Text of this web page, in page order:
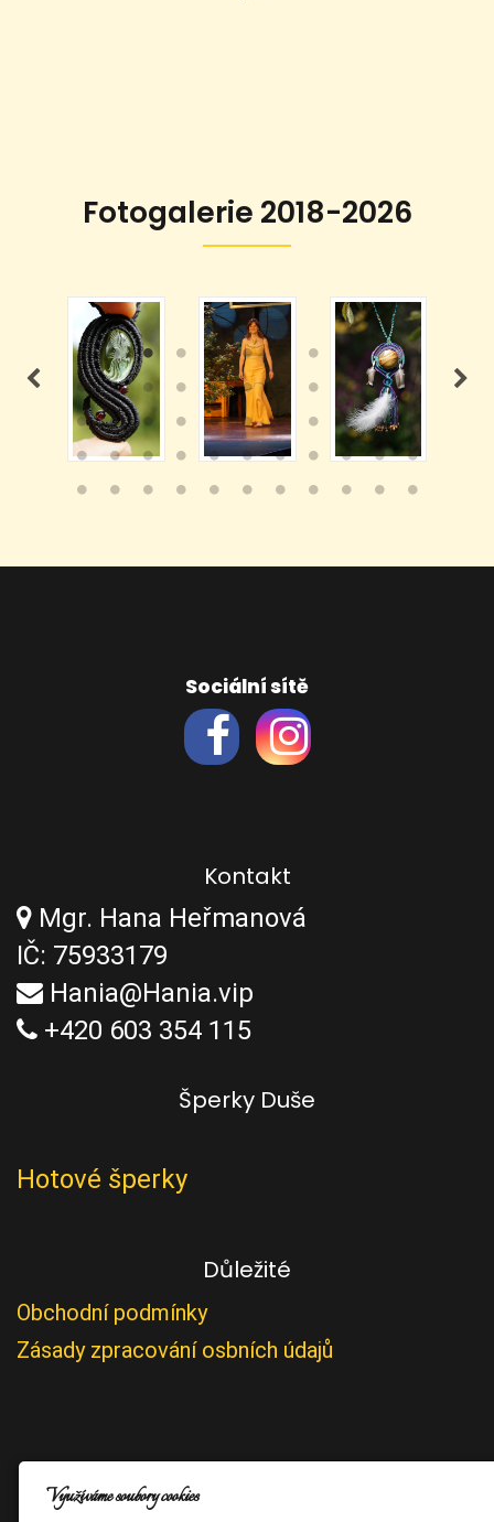
Fotogalerie 2018-2026
Sociální sítě
Kontakt
Mgr. Hana Heřmanová
IČ: 75933179
Hania@Hania.vip
+420 603 354 115
Šperky Duše
Hotové šperky
Důležité
Obchodní podmínky
Zásady zpracování osbních údajů
Využíváme soubory cookies